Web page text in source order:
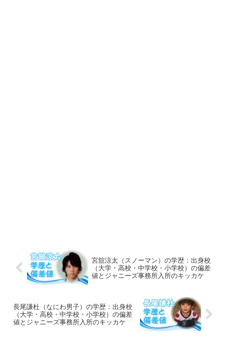
宮舘涼太（スノーマン）の学歴：出身校
（大学・高校・中学校・小学校）の偏差
値とジャニーズ事務所入所のキッカケ
長尾謙杜（なにわ男子）の学歴：出身校
（大学・高校・中学校・小学校）の偏差
値とジャニーズ事務所入所のキッカケ